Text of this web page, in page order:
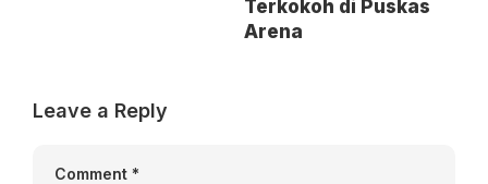
Terkokoh di Puskas
Arena
Leave a Reply
Comment *